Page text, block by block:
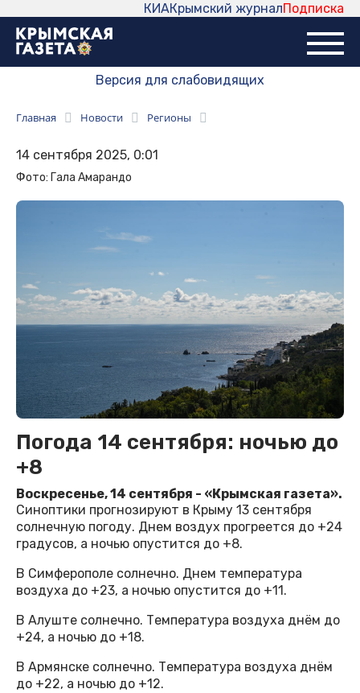
Подписка
Крымский журнал
КИА
Версия для слабовидящих
Главная Новости Регионы
14 сентября 2025, 0:01
Фото: Гала Амарандо
Погода 14 сентября: ночью до
+8
Воскресенье, 14 сентября - «Крымская газета».
Синоптики прогнозируют в Крыму 13 сентября
солнечную погоду. Днем воздух прогреется до +24
градусов, а ночью опустится до +8.
В Симферополе солнечно. Днем температура
воздуха до +23, а ночью опустится до +11.
В Алуште солнечно. Температура воздуха днём до
+24, а ночью до +18.
В Армянске солнечно. Температура воздуха днём
до +22, а ночью до +12.